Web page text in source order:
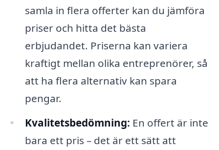
samla in flera offerter kan du jämföra
priser och hitta det bästa
erbjudandet. Priserna kan variera
kraftigt mellan olika entreprenörer, så
att ha flera alternativ kan spara
pengar.
Kvalitetsbedömning: En offert är inte
bara ett pris – det är ett sätt att